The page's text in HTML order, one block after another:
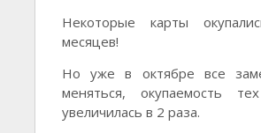
Некоторые карты
месяцев!
Но уже в октябре все
меняться, окупаемость
увеличилась в 2 раза.